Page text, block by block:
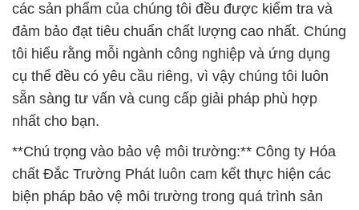
các sản phẩm của chúng tôi đều được kiểm tra và
đảm bảo đạt tiêu chuẩn chất lượng cao nhất. Chúng
tôi hiểu rằng mỗi ngành công nghiệp và ứng dụng
cụ thể đều có yêu cầu riêng, vì vậy chúng tôi luôn
sẵn sàng tư vấn và cung cấp giải pháp phù hợp
nhất cho bạn.
**Chú trọng vào bảo vệ môi trường:** Công ty Hóa
chất Đắc Trường Phát luôn cam kết thực hiện các
biện pháp bảo vệ môi trường trong quá trình sản